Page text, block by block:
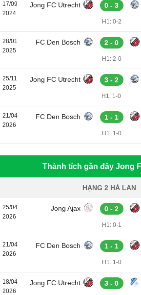
17/09
2024
Jong FC Utrecht 0 - 3
H1: 0-2
28/01
2025
FC Den Bosch 2 - 0
H1: 2-0
25/11
2025
Jong FC Utrecht 3 - 2
H1: 1-0
21/04
2026
FC Den Bosch 1 - 1
H1: 1-0
Thành tích gần đây Jong
HẠNG 2 HÀ LAN
25/04
2026
Jong Ajax 0 - 2
H1: 0-1
21/04
2026
FC Den Bosch 1 - 1
H1: 1-0
18/04
2026
Jong FC Utrecht 3 - 0